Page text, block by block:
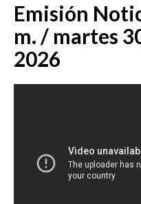
EMISIÓN
Emisión
m. / martes
2026